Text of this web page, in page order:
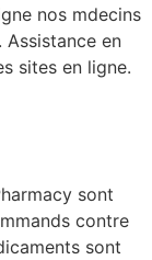
nos mdecins
Assistance en
sites en ligne.
sont
contre
sont